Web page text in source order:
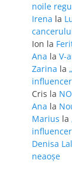
noile
Irena la
Ion la
Ana la V-
Zarina la
Cris la
Ana la
Marius la
Denisa
neaoșe